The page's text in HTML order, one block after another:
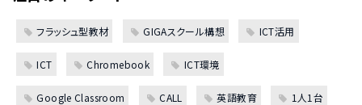
フラッシュ型教材 GIGAスクール構想 ICT活用
ICT Chromebook ICT環境
Google Classroom CALL 英語教育 1人1台